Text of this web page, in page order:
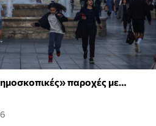
παροχές με…